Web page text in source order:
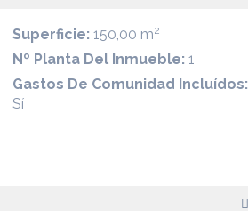
Superficie: 150,00 m2
Nº Planta Del Inmueble: 1
Gastos De Comunidad Incluídos:
Sí